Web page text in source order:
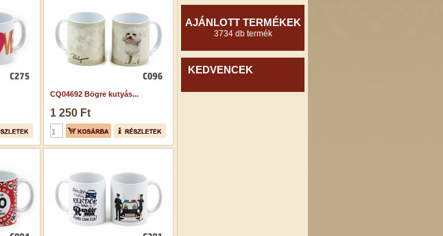
CQ04692 Bögre kutyás...
1 250 Ft
AJÁNLOTT TERMÉKEK
3734 db termék
KEDVENCEK